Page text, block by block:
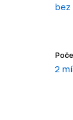
bez
2